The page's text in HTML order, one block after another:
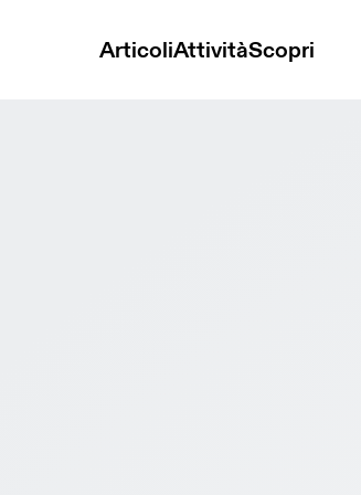
ArticoliAttivitàScopri